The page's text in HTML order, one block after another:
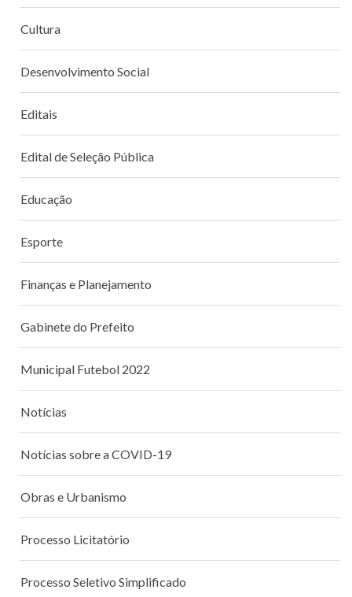
Cultura
Desenvolvimento Social
Editais
Edital de Seleção Pública
Educação
Esporte
Finanças e Planejamento
Gabinete do Prefeito
Municipal Futebol 2022
Notícias
Notícias sobre a COVID-19
Obras e Urbanismo
Processo Licitatório
Processo Seletivo Simplificado